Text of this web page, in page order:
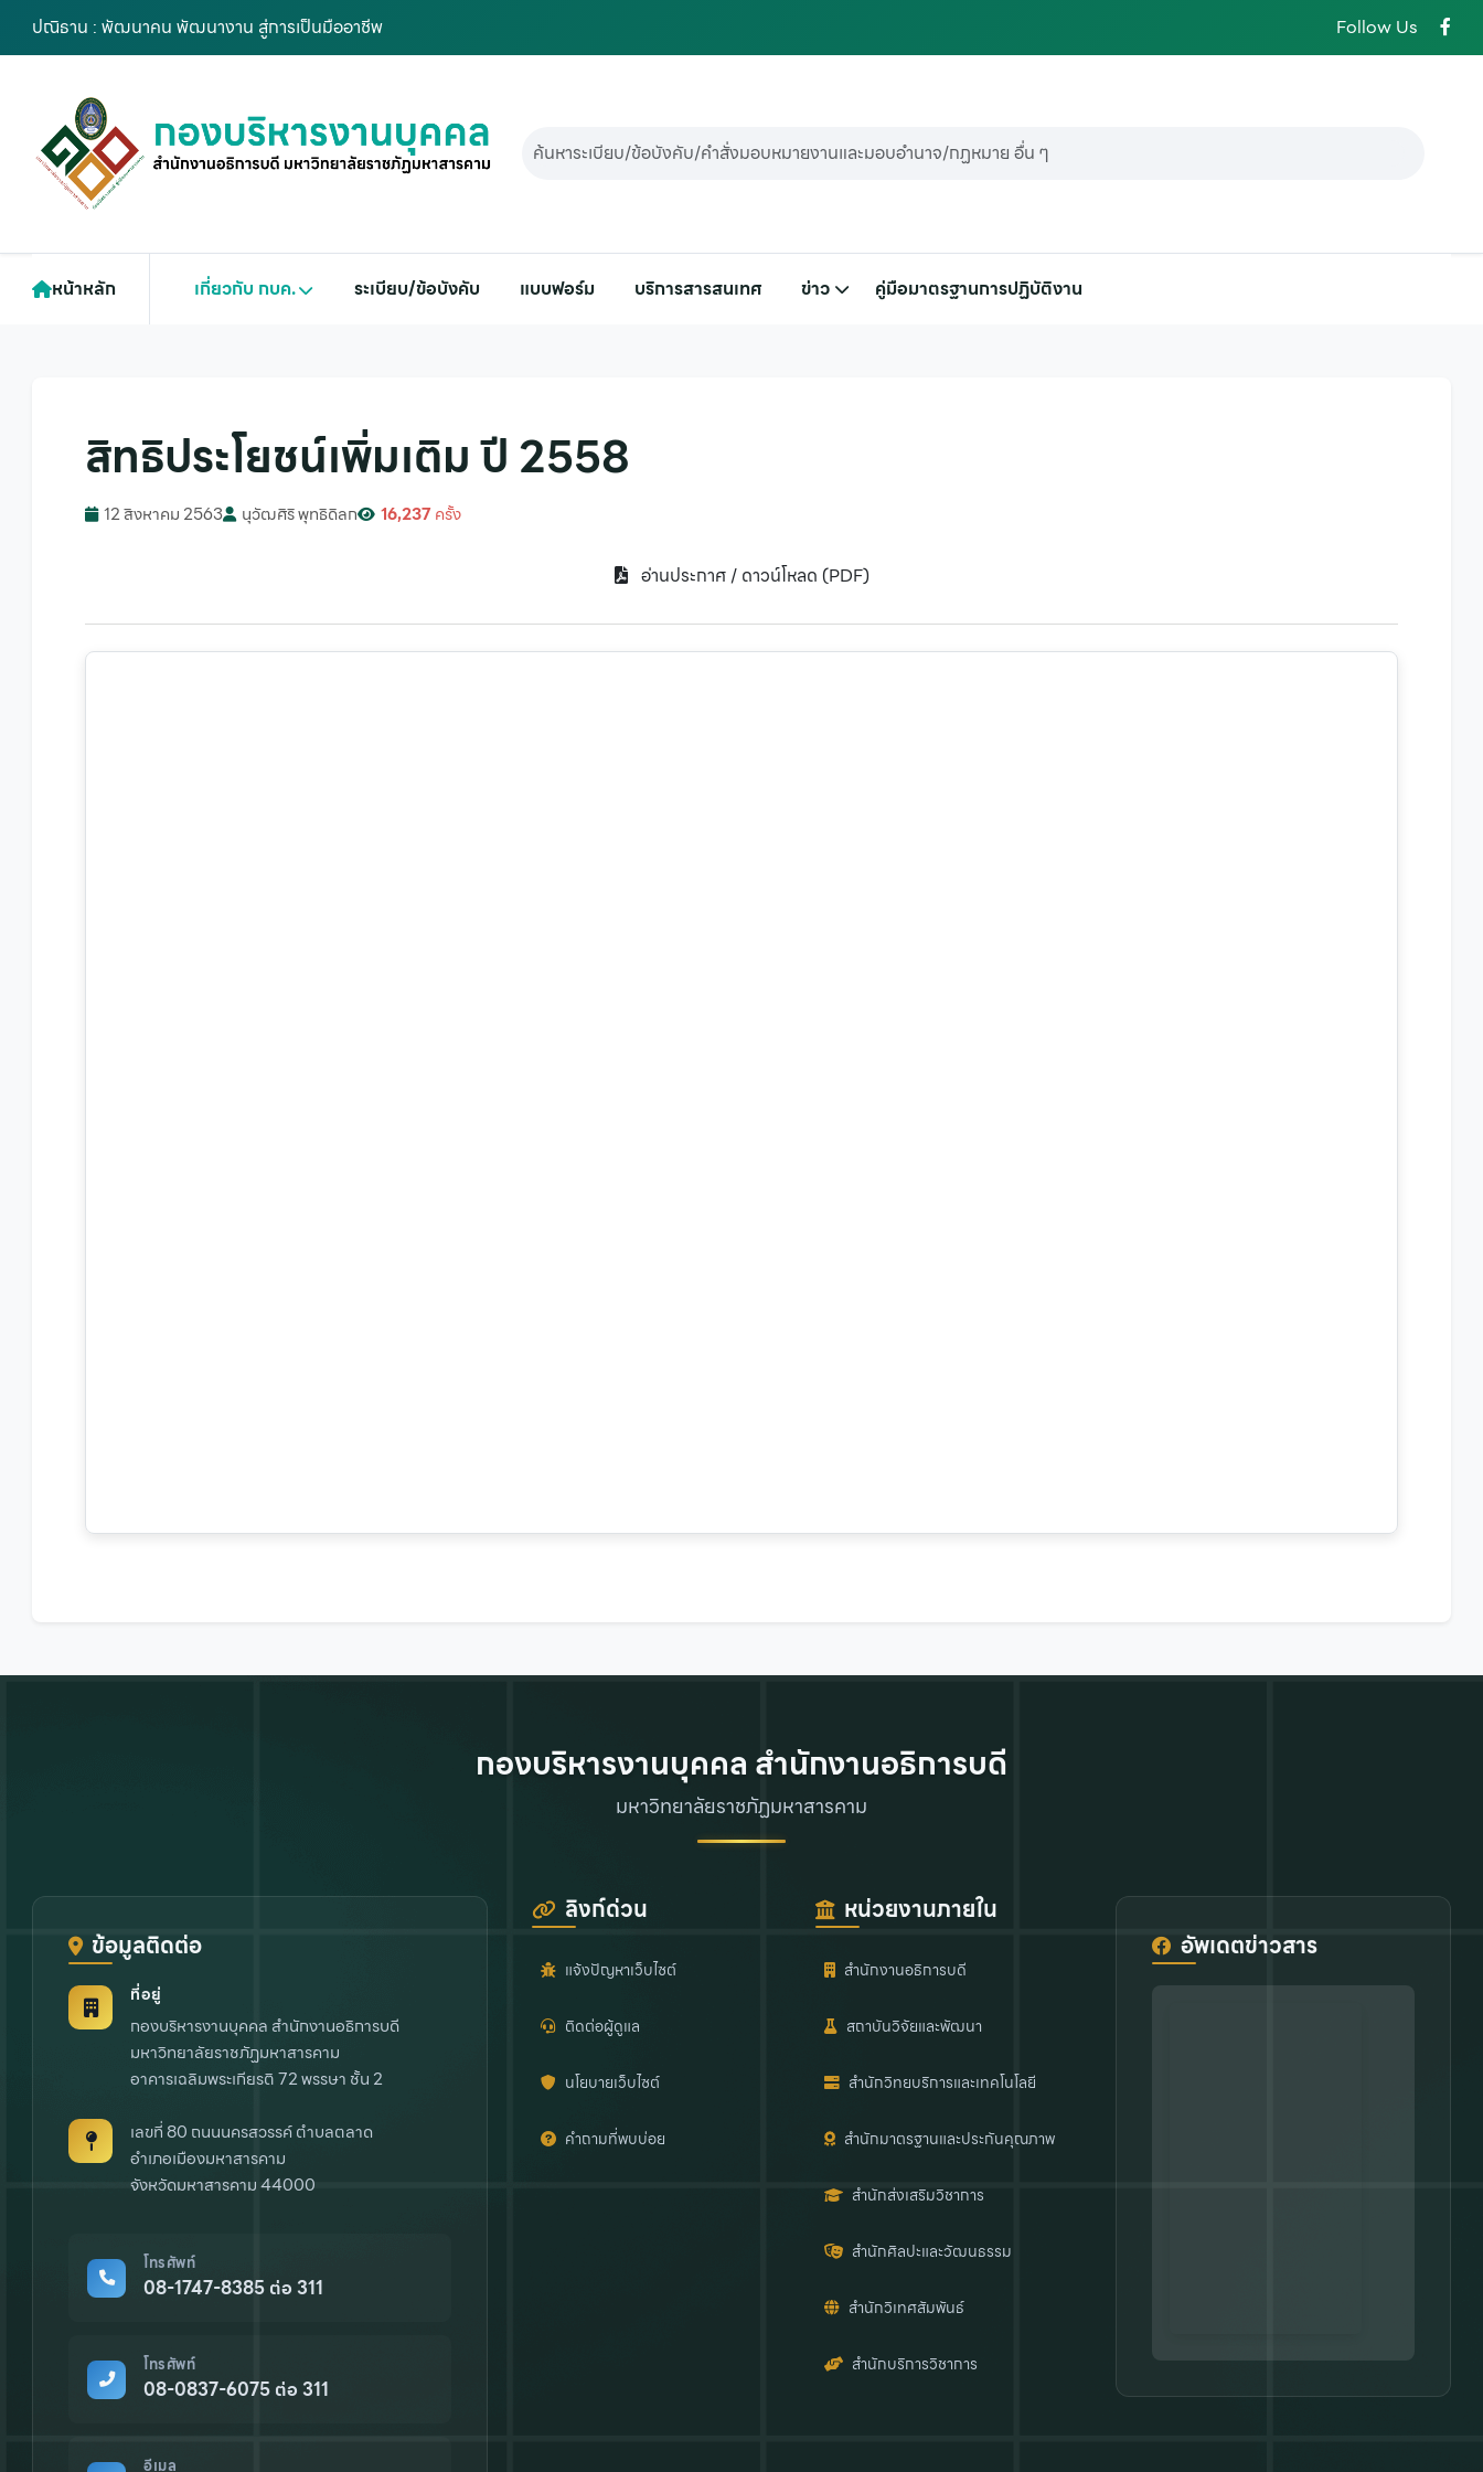
ปณิธาน : พัฒนาคน พัฒนางาน สู่การเป็นมืออาชีพ Follow Us
หน้าหลัก เกี่ยวกับ กบค. ระเบียบ/ข้อบังคับ แบบฟอร์ม บริการสารสนเทศ ข่าว คู่มือมาตรฐานการปฏิบัติงาน
สิทธิประโยชน์เพิ่มเติม ปี 2558
12 สิงหาคม 2563 นุวัฒศิริ พุทธิดิลก 16,237ครั้ง
อ่านประกาศ / ดาวน์โหลด (PDF)
กองบริหารงานบุคคล สำนักงานอธิการบดี
มหาวิทยาลัยราชภัฏมหาสารคาม
ข้อมูลติดต่อ
ที่อยู่
กองบริหารงานบุคคล สำนักงานอธิการบดี
มหาวิทยาลัยราชภัฏมหาสารคาม
อาคารเฉลิมพระเกียรติ 72 พรรษา ชั้น 2
เลขที่ 80 ถนนนครสวรรค์ ตำบลตลาด
อำเภอเมืองมหาสารคาม
จังหวัดมหาสารคาม 44000
โทรศัพท์
08-1747-8385 ต่อ 311
โทรศัพท์
08-0837-6075 ต่อ 311
อีเมล
ลิงก์ด่วน
แจ้งปัญหาเว็บไซต์
ติดต่อผู้ดูแล
นโยบายเว็บไซต์
คำถามที่พบบ่อย
หน่วยงานภายใน
สำนักงานอธิการบดี
สถาบันวิจัยและพัฒนา
สำนักวิทยบริการและเทคโนโลยี
สำนักมาตรฐานและประกันคุณภาพ
สำนักส่งเสริมวิชาการ
สำนักศิลปะและวัฒนธรรม
สำนักวิเทศสัมพันธ์
สำนักบริการวิชาการ
อัพเดตข่าวสาร